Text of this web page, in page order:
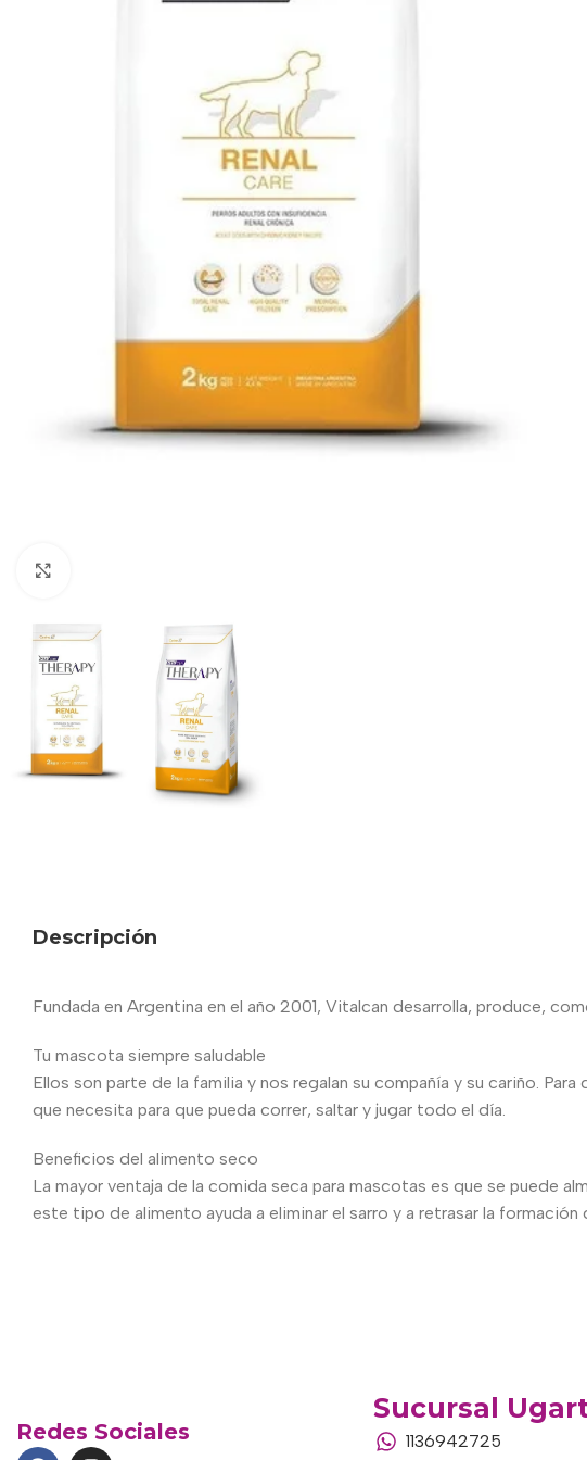
Descripción
Fundada en Argentina en el año 2001, Vitalcan desarrolla, produce,
Tu mascota siempre saludable
Ellos son parte de la familia y nos regalan su compañía y su cariño.
que necesita para que pueda correr, saltar y jugar todo el día.
Beneficios del alimento seco
La mayor ventaja de la comida seca para mascotas es que se puede
este tipo de alimento ayuda a eliminar el sarro y a retrasar la
Redes Sociales
Sucursal
1136942725